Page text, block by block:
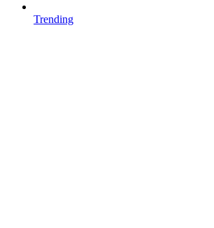
Trending